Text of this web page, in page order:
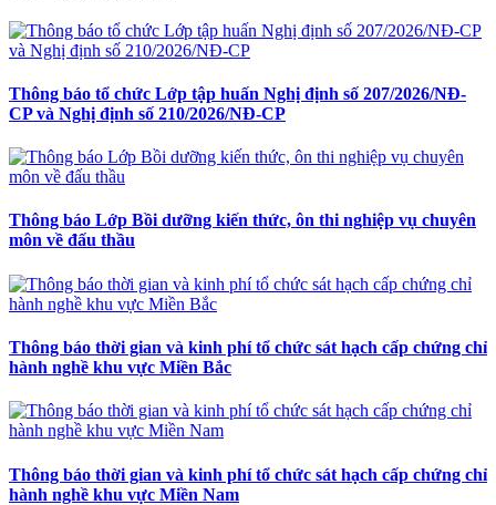
Thông báo tổ chức Lớp tập huấn Nghị định số 207/2026/NĐ-
CP và Nghị định số 210/2026/NĐ-CP
Thông báo Lớp Bồi dưỡng kiến thức, ôn thi nghiệp vụ chuyên
môn về đấu thầu
Thông báo thời gian và kinh phí tổ chức sát hạch cấp chứng chỉ
hành nghề khu vực Miền Bắc
Thông báo thời gian và kinh phí tổ chức sát hạch cấp chứng chỉ
hành nghề khu vực Miền Nam